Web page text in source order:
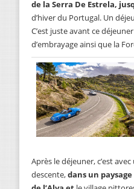
de la Serra De Estrela,
d’hiver du Portugal. Un
C’est juste avant ce
d’embrayage ainsi que la
Après le déjeuner, c’est
descente,dans un